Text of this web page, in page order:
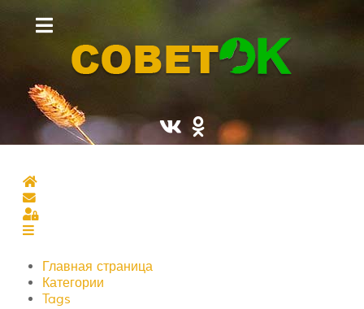
Главная страница
Подписаться на блог
Sign In
Главная страница
Категории
Tags